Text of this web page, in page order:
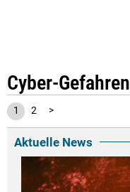
Cyber-Gefahren
1 2 >
Aktuelle News